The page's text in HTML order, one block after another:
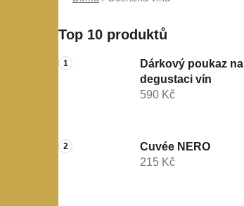
o
s
t
n
Top 10 produktů
Dárkový poukaz na
degustaci vín
590 Kč
Cuvée NERO
215 Kč